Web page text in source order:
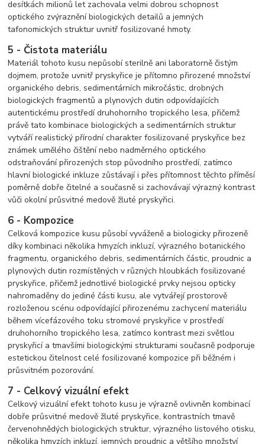
desítkách milionů let zachovala velmi dobrou schopnost
optického zvýraznění biologických detailů a jemných
tafonomických struktur uvnitř fosilizované hmoty.
5 - Čistota materiálu
Materiál tohoto kusu nepůsobí sterilně ani laboratorně čistým
dojmem, protože uvnitř pryskyřice je přítomno přirozené množství
organického debris, sedimentárních mikročástic, drobných
biologických fragmentů a plynových dutin odpovídajících
autentickému prostředí druhohorního tropického lesa, přičemž
právě tato kombinace biologických a sedimentárních struktur
vytváří realistický přírodní charakter fosilizované pryskyřice bez
známek umělého čištění nebo nadměrného optického
odstraňování přirozených stop původního prostředí, zatímco
hlavní biologické inkluze zůstávají i přes přítomnost těchto příměsí
poměrně dobře čitelné a současně si zachovávají výrazný kontrast
vůči okolní průsvitné medově žluté pryskyřici.
6 - Kompozice
Celková kompozice kusu působí vyváženě a biologicky přirozeně
díky kombinaci několika hmyzích inkluzí, výrazného botanického
fragmentu, organického debris, sedimentárních částic, proudnic a
plynových dutin rozmístěných v různých hloubkách fosilizované
pryskyřice, přičemž jednotlivé biologické prvky nejsou opticky
nahromaděny do jediné části kusu, ale vytvářejí prostorově
rozloženou scénu odpovídající přirozenému zachycení materiálu
během vícefázového toku stromové pryskyřice v prostředí
druhohorního tropického lesa, zatímco kontrast mezi světlou
pryskyřicí a tmavšími biologickými strukturami současně podporuje
estetickou čitelnost celé fosilizované kompozice při běžném i
průsvitném pozorování.
7 - Celkový vizuální efekt
Celkový vizuální efekt tohoto kusu je výrazně ovlivněn kombinací
dobře průsvitné medově žluté pryskyřice, kontrastních tmavě
červenohnědých biologických struktur, výrazného listového otisku,
několika hmyzích inkluzí, jemných proudnic a většího množství